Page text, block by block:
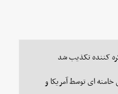
کننده تکذیب شد
خامنه ای توسط آمریکا و